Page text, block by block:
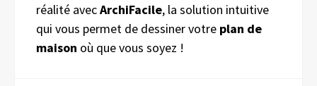
réalité avecArchiFacile, la solution intuitive
qui vous permet de dessiner votre plan de
maison où que vous soyez !